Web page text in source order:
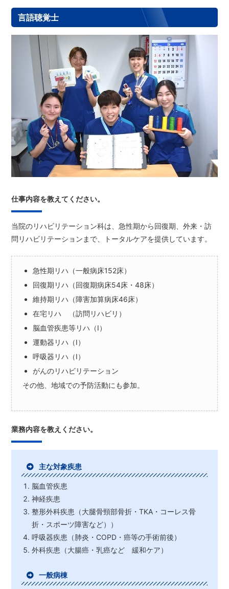
言語聴覚士
仕事内容を教えてください。
当院のリハビリテーション科は、急性期から回復期、外来・訪
問リハビリテーションまで、トータルケアを提供しています。
急性期リハ（一般病床152床）
回復期リハ（回復期病床54床・48床）
維持期リハ（障害加算病床46床）
在宅リハ （訪問リハビリ）
脳血管疾患等リハ（I）
運動器リハ（I）
呼吸器リハ（I）
がんのリハビリテーション
その他、地域での予防活動にも参加。
業務内容を教えください。
主な対象疾患
脳血管疾患
神経疾患
整形外科疾患（大腿骨頸部骨折・TKA・コーレス骨
折・スポーツ障害など））
呼吸器疾患（肺炎・COPD・癌等の手術前後）
外科疾患（大腸癌・乳癌など 緩和ケア）
一般病棟